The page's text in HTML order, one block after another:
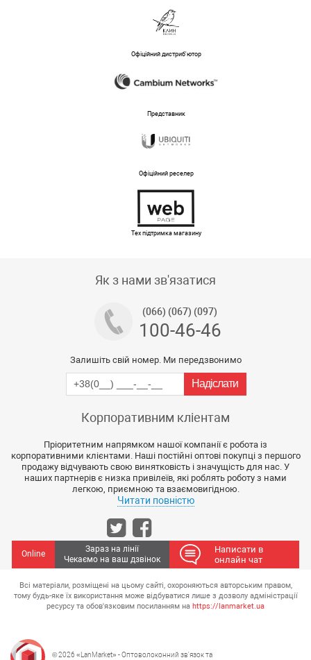
Офіційний дистриб'ютор
Представник
Офіційний реселер
Тех підтримка магазину
Як з нами зв'язатися
(066) (067) (097)
100-46-46
Залишіть свій номер. Ми передзвонимо
Корпоративним кліентам
Пріоритетним напрямком нашої компанії є робота із
корпоративними клієнтами. Наші постійні оптові покупці з першого
продажу відчувають свою винятковість і значущість для нас. У
наших партнерів є низка привілеїв, які роблять роботу з нами
легкою, приємною та взаємовигідною.
Читати повністю
Online
Зараз на лінії
Чекаємо на ваш дзвінок
Написати в
онлайн чат
© 2026 «LanMarket» - Оптоволоконний зв'язок та
Всі матеріали, розміщені на цьому сайті, охороняються авторським правом,
тому будь-яке їх використання може відбуватися лише з дозволу адміністрації
ресурсу та обов'язковим посиланням на https://lanmarket.ua